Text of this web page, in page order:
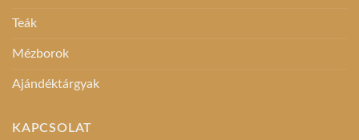
Teák
Mézborok
Ajándéktárgyak
KAPCSOLAT